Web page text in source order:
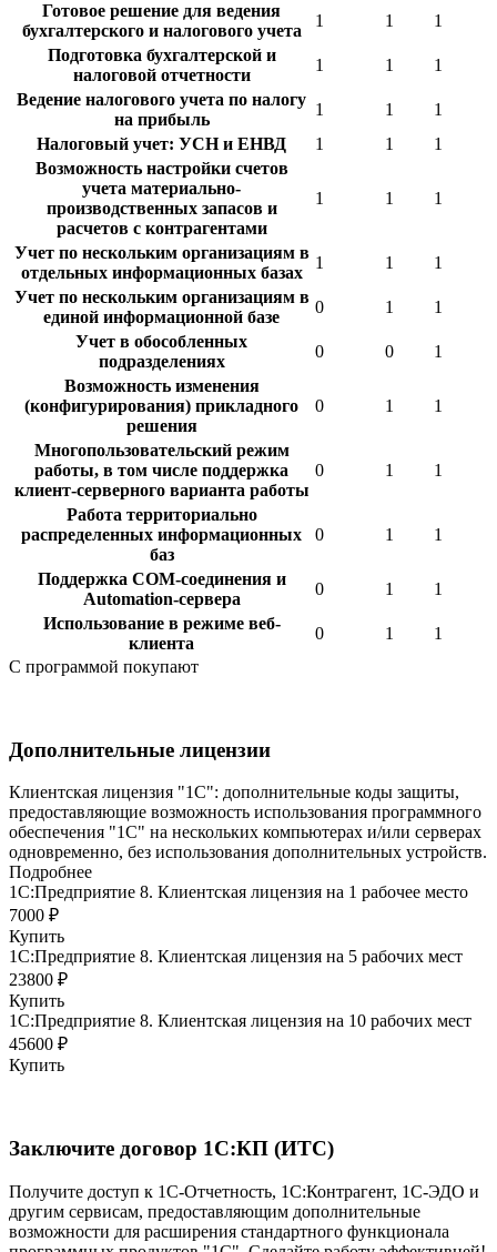
Готовое решение для ведения
бухгалтерского и налогового учета
1 1
1
Подготовка бухгалтерской и
налоговой отчетности
1 1
1
Ведение налогового учета по налогу
на прибыль
1 1
1
Налоговый учет: УСН и ЕНВД
1 1
1
Возможность настройки счетов
учета материально-
производственных запасов и
расчетов с контрагентами
1 1 1
Учет по нескольким организациям в
отдельных информационных базах
1 1
1
Учет по нескольким организациям в
единой информационной базе
0 1
1
Учет в обособленных
подразделениях
0 0
1
Возможность изменения
(конфигурирования) прикладного
решения
0 1 1
Многопользовательский режим
работы, в том числе поддержка
клиент-серверного варианта работы
0 1 1
Работа территориально
распределенных информационных
баз
0 1 1
Поддержка COM-соединения и
Automation-сервера
0 1
1
Использование в режиме веб-
клиента
0 1
1
C программой покупают
Дополнительные лицензии
Клиентская лицензия "1С": дополнительные коды защиты,
предоставляющие возможность использования программного
обеспечения "1С" на нескольких компьютерах и/или серверах
одновременно, без использования дополнительных устройств.
Подробнее
1С:Предприятие 8. Клиентская лицензия на 1 рабочее место
7000 ₽
Купить
1С:Предприятие 8. Клиентская лицензия на 5 рабочих мест
23800 ₽
Купить
1С:Предприятие 8. Клиентская лицензия на 10 рабочих мест
45600 ₽
Купить
Заключите договор 1С:КП (ИТС)
Получите доступ к 1С-Отчетность, 1С:Контрагент, 1С-ЭДО и
другим сервисам, предоставляющим дополнительные
возможности для расширения стандартного функционала